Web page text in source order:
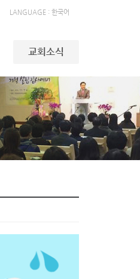
LANGUAGE : 한국어
교회소식